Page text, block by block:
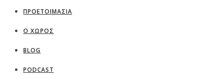
ΠΡΟΕΤΟΙΜΑΣΙΑ
Ο ΧΩΡΟΣ
BLOG
PODCAST